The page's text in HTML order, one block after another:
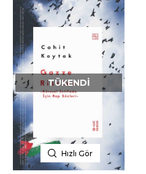
Hızlı Gör
TÜKENDI